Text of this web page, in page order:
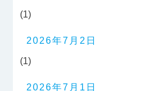
(1)
2026年7月2日
(1)
2026年7月1日